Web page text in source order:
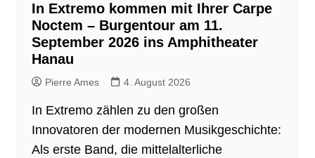
In Extremo kommen mit Ihrer Carpe
Noctem – Burgentour am 11.
September 2026 ins Amphitheater
Hanau
Pierre Ames 4. August 2026
In Extremo zählen zu den großen
Innovatoren der modernen Musikgeschichte:
Als erste Band, die mittelalterliche